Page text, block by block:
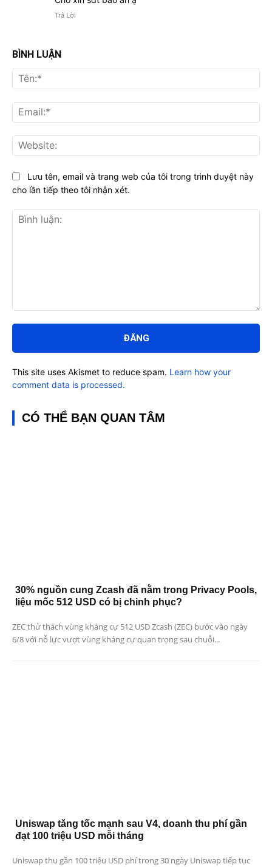
Trả Lời
BÌNH LUẬN
luận:
Lưu tên, email và trang web của tôi trong trình duyệt này
cho lần tiếp theo tôi nhận xét.
This site uses Akismet to reduce spam. Learn how your
comment data is processed.
CÓ THỂ BẠN QUAN TÂM
30% nguồn cung Zcash đã nằm trong Privacy Pools,
liệu mốc 512 USD có bị chinh phục?
ZEC thử thách vùng kháng cự 512 USD Zcash (ZEC) bước vào ngày
6/8 với nỗ lực vượt vùng kháng cự quan trọng sau chuỗi...
Uniswap tăng tốc mạnh sau V4, doanh thu phí gần
đạt 100 triệu USD mỗi tháng
Uniswap thu gần 100 triệu USD phí trong 30 ngày Uniswap tiếp tục